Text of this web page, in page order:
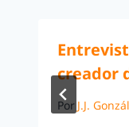
creador
Por J.J.